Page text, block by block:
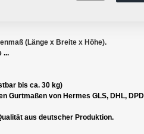
(Länge x Breite x Höhe).
...
bis ca. 30 kg)
Gurtmaßen von Hermes GLS, DHL, DPD
aus deutscher Produktion.